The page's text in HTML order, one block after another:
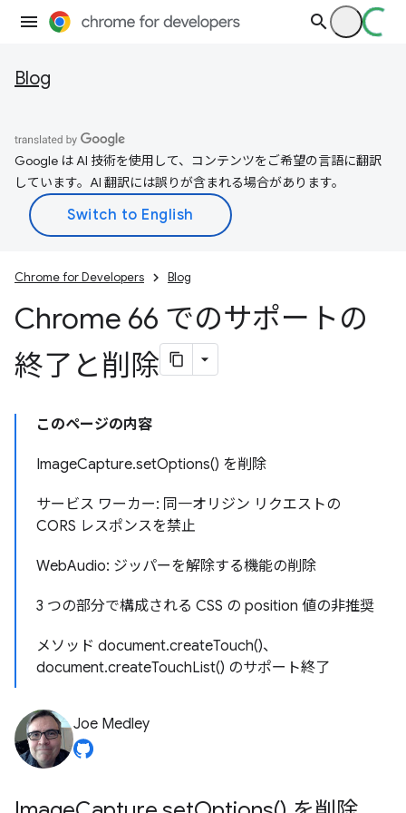
Blog
Google は AI 技術を使用して、コンテンツをご希望の言語に翻訳
しています。AI 翻訳には誤りが含まれる場合があります。
Chrome for Developers Blog
Chrome 66 でのサポートの
終了と削除
このページの内容
ImageCapture.setOptions() を削除
サービス ワーカー: 同一オリジン リクエストの
CORS レスポンスを禁止
WebAudio: ジッパーを解除する機能の削除
3 つの部分で構成される CSS の position 値の非推奨
メソッド document.createTouch()、
document.createTouchList() のサポート終了
Joe Medley